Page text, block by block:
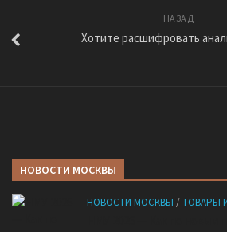
НАЗАД
Хотите расшифровать
НОВОСТИ МОСКВЫ
НОВОСТИ МОСКВЫ /ТОВАРЫ